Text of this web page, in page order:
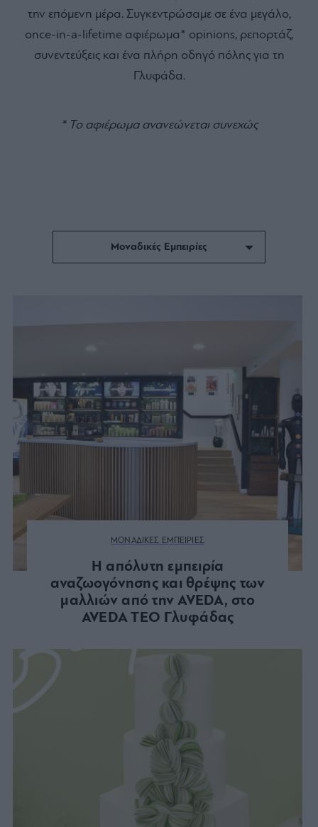
την επόμενη μέρα. Συγκεντρώσαμε σε ένα μεγάλο,
once-in-a-lifetime αφιέρωμα* opinions, ρεπορτάζ,
συνεντεύξεις και ένα πλήρη οδηγό πόλης για τη
Γλυφάδα.
* Το αφιέρωμα ανανεώνεται συνεχώς
Live Like a Local
Μοναδικές Εμπειρίες
ΜΟΝΑΔΙΚΕΣ ΕΜΠΕΙΡΙΕΣ
Η απόλυτη εμπειρία
αναζωογόνησης και θρέψης των
μαλλιών από την AVEDA, στο
AVEDA TEO Γλυφάδας